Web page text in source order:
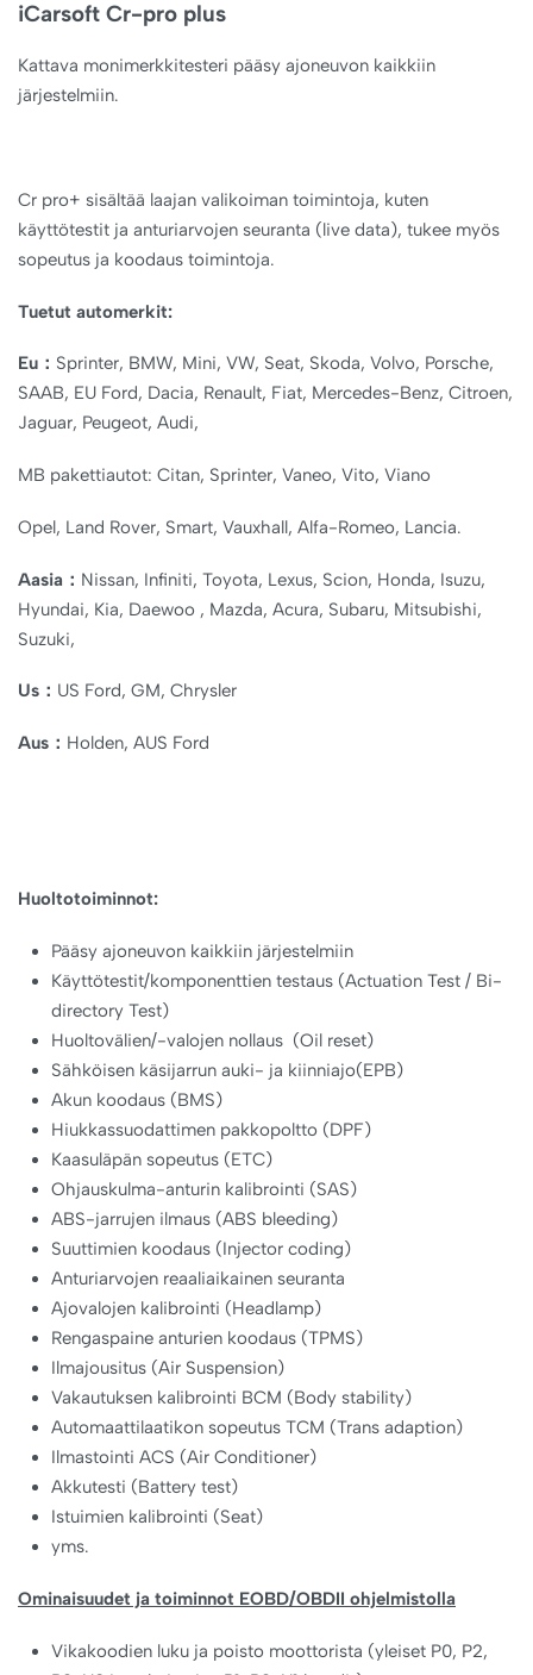
iCarsoft Cr-pro plus
Kattava monimerkkitesteri pääsy ajoneuvon kaikkiin
järjestelmiin.
Cr pro+ sisältää laajan valikoiman toimintoja, kuten
käyttötestit ja anturiarvojen seuranta (live data), tukee myös
sopeutus ja koodaus toimintoja.
Tuetut automerkit:
Eu： Sprinter, BMW, Mini, VW, Seat, Skoda, Volvo, Porsche,
SAAB, EU Ford, Dacia, Renault, Fiat, Mercedes-Benz, Citroen,
Jaguar, Peugeot, Audi,
MB pakettiautot: Citan, Sprinter, Vaneo, Vito, Viano
Opel, Land Rover, Smart, Vauxhall, Alfa-Romeo, Lancia.
Aasia： Nissan, Infiniti, Toyota, Lexus, Scion, Honda, Isuzu,
Hyundai, Kia, Daewoo , Mazda, Acura, Subaru, Mitsubishi,
Suzuki,
Us： US Ford, GM, Chrysler
Aus： Holden, AUS Ford
Huoltotoiminnot:
Pääsy ajoneuvon kaikkiin järjestelmiin
Käyttötestit/komponenttien testaus (Actuation Test / Bi-
directory Test)
Huoltovälien/-valojen nollaus (Oil reset)
Sähköisen käsijarrun auki- ja kiinniajo(EPB)
Akun koodaus (BMS)
Hiukkassuodattimen pakkopoltto (DPF)
Kaasuläpän sopeutus (ETC)
Ohjauskulma-anturin kalibrointi (SAS)
ABS-jarrujen ilmaus (ABS bleeding)
Suuttimien koodaus (Injector coding)
Anturiarvojen reaaliaikainen seuranta
Ajovalojen kalibrointi (Headlamp)
Rengaspaine anturien koodaus (TPMS)
Ilmajousitus (Air Suspension)
Vakautuksen kalibrointi BCM (Body stability)
Automaattilaatikon sopeutus TCM (Trans adaption)
Ilmastointi ACS (Air Conditioner)
Akkutesti (Battery test)
Istuimien kalibrointi (Seat)
yms.
Ominaisuudet ja toiminnot EOBD/OBDII ohjelmistolla
Vikakoodien luku ja poisto moottorista (yleiset P0, P2,